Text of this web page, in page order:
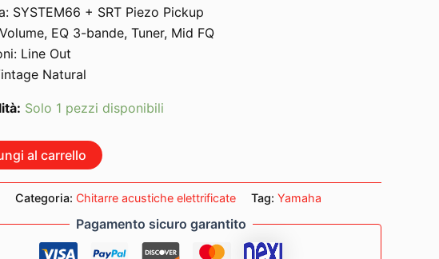
SYSTEM66 + SRT Piezo Pickup
EQ 3-bande, Tuner, Mid FQ
Line Out
Natural
Solo 1 pezzi disponibili
al carrello
Categoria: Chitarre acustiche elettrificate Tag: Yamaha
Pagamento sicuro garantito